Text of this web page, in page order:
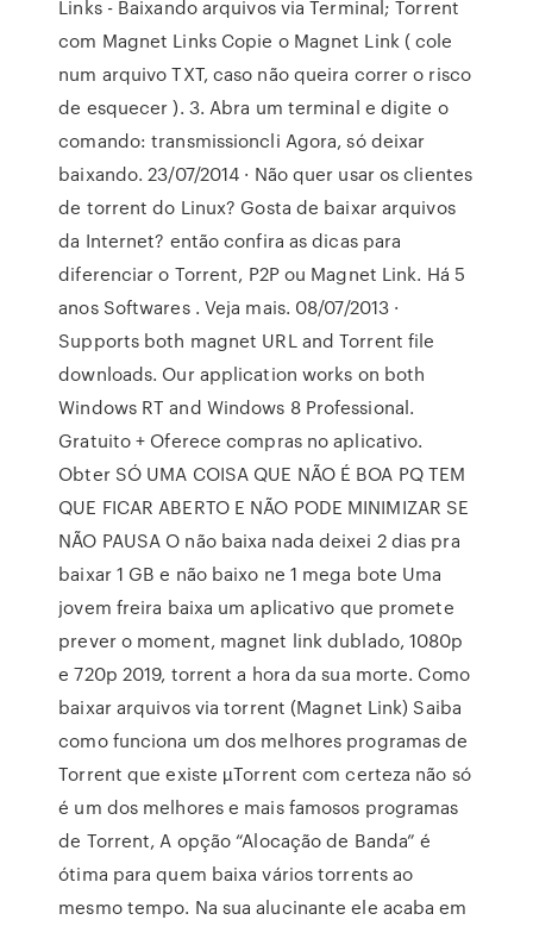
Links - Baixando arquivos via Terminal; Torrent
com Magnet Links Copie o Magnet Link ( cole
num arquivo TXT, caso não queira correr o risco
de esquecer ). 3. Abra um terminal e digite o
comando: transmissioncli Agora, só deixar
baixando. 23/07/2014 · Não quer usar os clientes
de torrent do Linux? Gosta de baixar arquivos
da Internet? então confira as dicas para
diferenciar o Torrent, P2P ou Magnet Link. Há 5
anos Softwares . Veja mais. 08/07/2013 ·
Supports both magnet URL and Torrent file
downloads. Our application works on both
Windows RT and Windows 8 Professional.
Gratuito + Oferece compras no aplicativo.
Obter SÓ UMA COISA QUE NÃO É BOA PQ TEM
QUE FICAR ABERTO E NÃO PODE MINIMIZAR SE
NÃO PAUSA O não baixa nada deixei 2 dias pra
baixar 1 GB e não baixo ne 1 mega bote Uma
jovem freira baixa um aplicativo que promete
prever o moment, magnet link dublado, 1080p
e 720p 2019, torrent a hora da sua morte. Como
baixar arquivos via torrent (Magnet Link) Saiba
como funciona um dos melhores programas de
Torrent que existe µTorrent com certeza não só
é um dos melhores e mais famosos programas
de Torrent, A opção “Alocação de Banda” é
ótima para quem baixa vários torrents ao
mesmo tempo. Na sua alucinante ele acaba em